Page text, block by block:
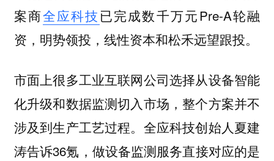
案商全应科技 已完成数千万元Pre-A轮融
资，明势领投，线性资本和松禾远望跟投。
市面上很多工业互联网公司选择从设备智能
化升级和数据监测切入市场，整个方案并不
涉及到生产工艺过程。全应科技创始人夏建
涛告诉36氪，做设备监测服务直接对应的是